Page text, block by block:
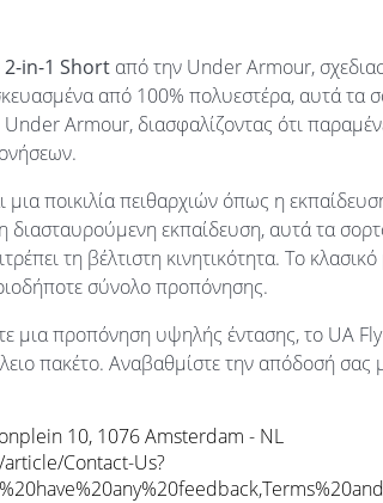
2-in-1 Short από την Under Armour,
από 100% πολυεστέρα, αυτά τα
Armour, διασφαλίζοντας ότι
μια ποικιλία πειθαρχιών όπως η
διασταυρούμενη εκπαίδευση, αυτά τα
τη βέλτιστη κινητικότητα. Το
σύνολο προπόνησης.
μια προπόνηση υψηλής έντασης, το UA
πακέτο. Αναβαθμίστε την απόδοσή
10, 1076 Amsterdam - NL
Contact-Us?